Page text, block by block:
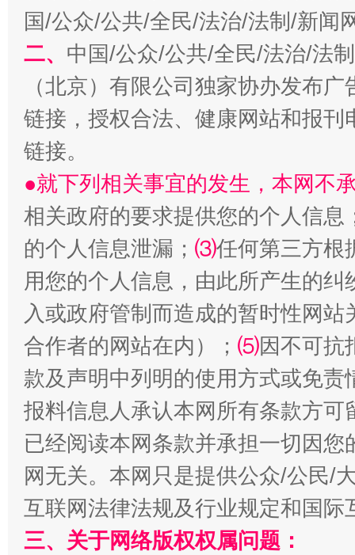
“刷贴”乱象丛生
生
揭批美国五大"原罪" "
国/公众/公共/全民/法治/法制/新闻
二、 中国/公众/公共/全民/法治/法
（北京）有限公司独家协办发布
链接，授权合法、健康网站和报
链接。
●就下列相关事宜的发生，本网不
相关政府的要求提供您的个人信息
的个人信息泄漏； ⑶任何第三方根
用您的个人信息，由此所产生的纠
入或政府管制而造成的暂时性网
合作者的网站在内）； ⑸因不可抗
款及声明中列明的使用方式或免责
报料信息人承认本网所有条款方
已经阅读本网条款并承担一切因
网无关。本网只是提供公众/公民/
互联网法律法规及行业规定和国
三、关于网络版权权属问题：